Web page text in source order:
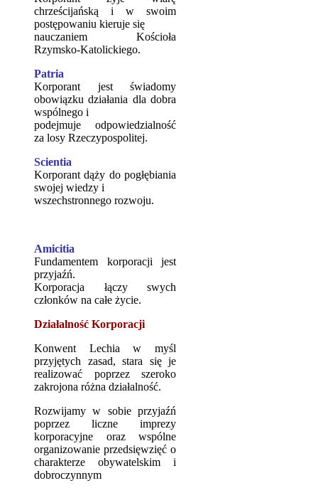
chrześcijańską i w swoim
postępowaniu kieruje się
nauczaniem Kościoła
Rzymsko-Katolickiego.
Patria
Korporant jest świadomy
obowiązku działania dla dobra
wspólnego i
podejmuje odpowiedzialność
za losy Rzeczypospolitej.
Scientia
Korporant dąży do pogłębiania
swojej wiedzy i
wszechstronnego rozwoju.
Amicitia
Fundamentem korporacji jest
przyjaźń.
Korporacja łączy swych
członków na całe życie.
Działalność Korporacji
Konwent Lechia w myśl
przyjętych zasad, stara się je
realizować poprzez szeroko
zakrojona różna działalność.
Rozwijamy w sobie przyjaźń
poprzez liczne imprezy
korporacyjne oraz wspólne
organizowanie przedsięwzięć o
charakterze obywatelskim i
dobroczynnym